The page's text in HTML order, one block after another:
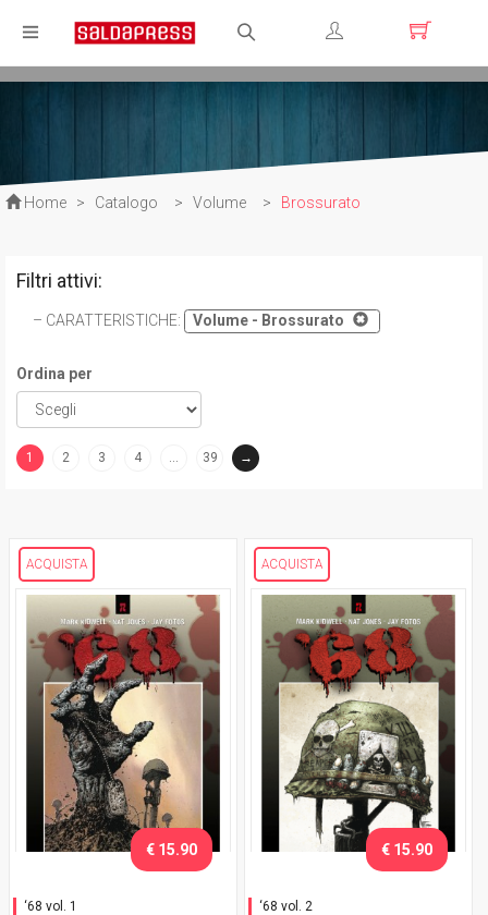
Registrati
Home > Catalogo > Volume > Brossurato
Filtri attivi:
CARATTERISTICHE: Volume - Brossurato
Ordina per
1
2 3 4 … 39 →
ACQUISTA
‘68 vol. 1
€ 15.90
ACQUISTA
‘68 vol. 2
€ 15.90